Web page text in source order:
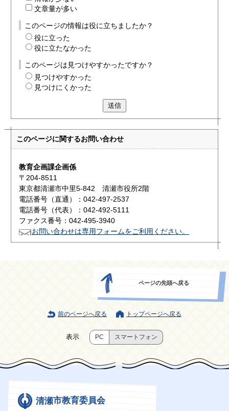
文章量が多い
このページの情報は役に立ちましたか？
役に立った
役に立たなかった
このページは見つけやすかったですか？
見つけやすかった
見つけにくかった
送信
このページに関するお問い合わせ
教育企画課企画係
〒204-8511
東京都清瀬市中里5-842 清瀬市役所2階
電話番号（直通）：042-497-2537
電話番号（代表）：042-492-5111
ファクス番号：042-495-3940
お問い合わせは専用フォームをご利用ください。
ページの先頭へ戻る
前のページへ戻る トップページへ戻る
表示 PC スマートフォン
清瀬市教育委員会